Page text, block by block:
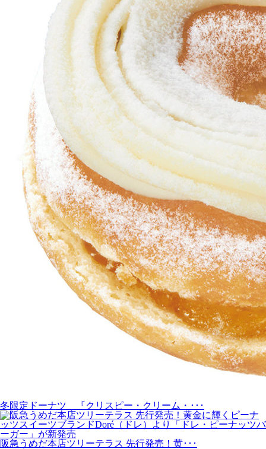
冬限定ドーナツ 『クリスピー・クリーム・･･･
阪急うめだ本店ツリーテラス 先行発売！黄･･･